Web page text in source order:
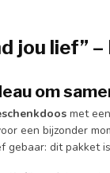
jou lief”
om
met
een bijzonder
gebaar: dit pakket